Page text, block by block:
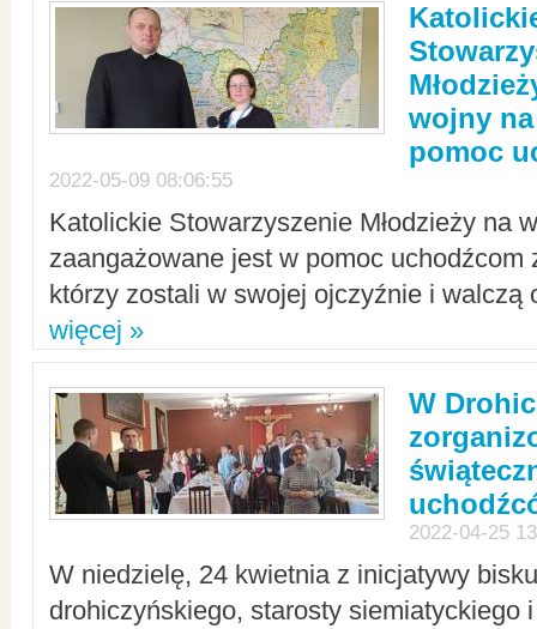
wojny
pomoc
2022-05-09 08:06:55
Katolickie Stowarzyszenie Młodzieży na
zaangażowane jest w pomoc uchodźcom
którzy zostali w swojej ojczyźnie i walczą
więcej »
W
2022-04-25
W niedzielę, 24 kwietnia z inicjatywy
drohiczyńskiego, starosty siemiatyckiego